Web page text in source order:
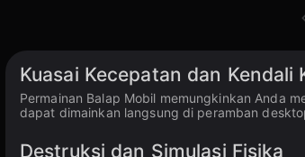
Kuasai Kecepatan dan
Permainan Balap Mobil memungkinkan Anda
dapat dimainkan langsung di peramban
Destruksi dan Simulasi Fisika